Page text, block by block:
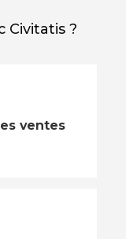
Civitatis ?
ventes